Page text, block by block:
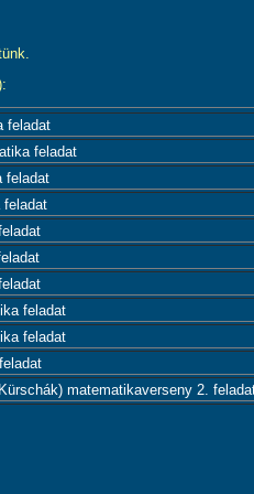
feladat
feladat
feladat
feladat
feladat
feladat
matematikaverseny 2.